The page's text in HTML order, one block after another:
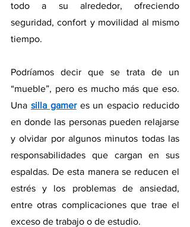
todo a su alrededor, ofreciendo
seguridad, confort y movilidad al mismo
tiempo.
Podríamos decir que se trata de un
“mueble”, pero es mucho más que eso.
Una silla gamer es un espacio reducido
en donde las personas pueden relajarse
y olvidar por algunos minutos todas las
responsabilidades que cargan en sus
espaldas. De esta manera se reducen el
estrés y los problemas de ansiedad,
entre otras complicaciones que trae el
exceso de trabajo o de estudio.